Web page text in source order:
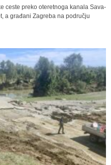
ceste preko oteretnoga kanala Sava-
a građani Zagreba na području